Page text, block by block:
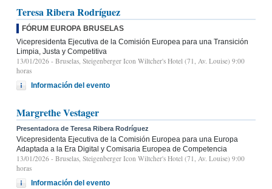
Teresa Ribera Rodríguez
FÓRUM EUROPA BRUSELAS
Vicepresidenta Ejecutiva de la Comisión Europea para una Transición
Limpia, Justa y Competitiva
13/01/2026 - Bruselas, Steigenberger Icon Wiltcher's Hotel (71, Av. Louise) 9:00
horas
Información del evento
Margrethe Vestager
Presentadora de Teresa Ribera Rodríguez
Vicepresidenta Ejecutiva de la Comisión Europea para una Europa
Adaptada a la Era Digital y Comisaria Europea de Competencia
13/01/2026 - Bruselas, Steigenberger Icon Wiltcher's Hotel (71, Av. Louise) 9:00
horas
Información del evento